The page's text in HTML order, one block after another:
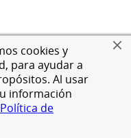
cookies y
para ayudar a
Al usar
información
Política de